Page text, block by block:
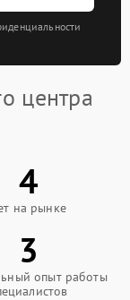
центра
4
на рынке
3
опыт работы